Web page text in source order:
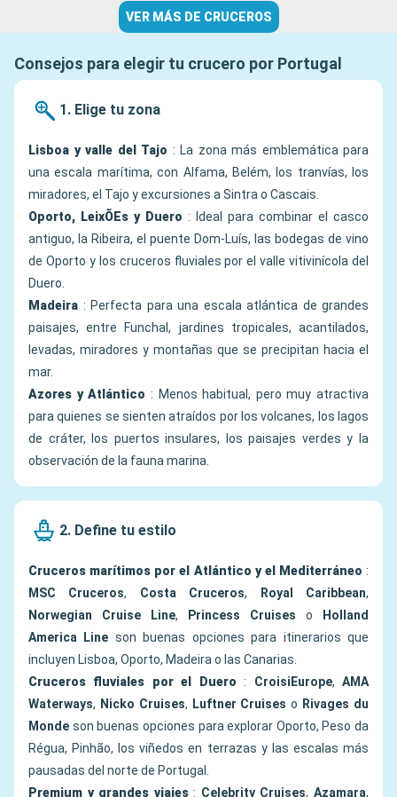
VER MÁS DE CRUCEROS
Consejos para elegir tu crucero por Portugal
1. Elige tu zona
Lisboa y valle del Tajo : La zona más emblemática para
una escala marítima, con Alfama, Belém, los tranvías, los
miradores, el Tajo y excursiones a Sintra o Cascais.
Oporto, LeixÕEs y Duero : Ideal para combinar el casco
antiguo, la Ribeira, el puente Dom-Luís, las bodegas de vino
de Oporto y los cruceros fluviales por el valle vitivinícola del
Duero.
Madeira : Perfecta para una escala atlántica de grandes
paisajes, entre Funchal, jardines tropicales, acantilados,
levadas, miradores y montañas que se precipitan hacia el
mar.
Azores y Atlántico : Menos habitual, pero muy atractiva
para quienes se sienten atraídos por los volcanes, los lagos
de cráter, los puertos insulares, los paisajes verdes y la
observación de la fauna marina.
2. Define tu estilo
Cruceros marítimos por el Atlántico y el Mediterráneo :
MSC Cruceros, Costa Cruceros, Royal Caribbean,
Norwegian Cruise Line, Princess Cruises o
Holland
America Line son buenas opciones para itinerarios que
incluyen Lisboa, Oporto, Madeira o las Canarias.
Cruceros fluviales por el Duero : CroisiEurope,AMA
Waterways, Nicko Cruises, Luftner Cruises o Rivages du
Monde son buenas opciones para explorar Oporto, Peso da
Régua, Pinhão, los viñedos en terrazas y las escalas más
pausadas del norte de Portugal.
Premium y grandes viajes: Celebrity Cruises,Azamara,